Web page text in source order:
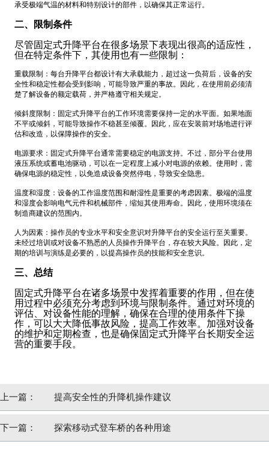
承受极端气温的材料和特别设计的部件，以确保其正常运行。
二、限制条件
尽管固定式升降平台在很多场景下表现出很高的适应性，
但在特定条件下，其使用也有一些限制：
重载限制：每台升降平台都设计有大承载能力，超过这一负荷后，设备的安
全性和稳定性都会受到影响，可能导致严重的事故。因此，在使用前必须清
楚了解设备的额定载荷，并严格遵守相关规定。
倾斜度限制：固定式升降平台的工作环境需要保持一定的水平面。如果地面
不平或倾斜，可能导致操作不稳甚至倾覆。因此，应在安装前对场地进行评
估和改造，以保障操作的安全。
电源要求：固定式升降平台通常需要稳定的电源支持。不过，部分平台使用
液压系统或蓄电池驱动，可以在一定程度上减小对电源的依赖。使用时，需
确保电源的稳定性，以免造成设备突然停电，导致安全隐患。
温度和湿度：设备的工作温度范围和耐湿性是重要的考虑因素。极端的温度
和湿度会影响电气元件和机械部件，缩短其使用寿命。因此，使用环境须在
制造商建议的范围内。
人为因素：操作员的专业水平和安全意识对升降平台的安全运行至关重要。
未经过培训或对设备不熟悉的人员操作升降平台，存在较大风险。因此，定
期的培训与演练是必要的，以提高操作员的技能和安全意识。
三、总结
固定式升降平台在诸多场景中发挥着重要的作用，但在使
用过程中必须充分考虑到环境与限制条件。通过对环境的
评估、对设备性能的理解，确保在合理的使用条件下操
作，可以大大降低事故风险，提高工作效率。加强对设备
的维护和定期检查，也是确保固定式升降平台长期安全运
营的重要手段。
上一篇： 提高安全性的升降机操作建议
下一篇： 探索移动式登车桥的各种用途